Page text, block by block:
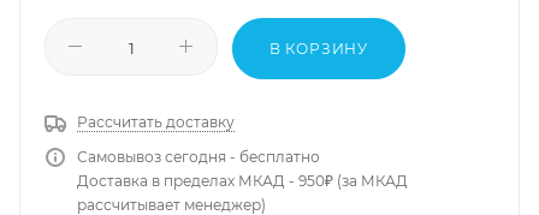
В КОРЗИНУ
Рассчитать доставку
Самовывоз сегодня - бесплатно
Доставка в пределах МКАД - 950₽ (за МКАД
рассчитывает менеджер)